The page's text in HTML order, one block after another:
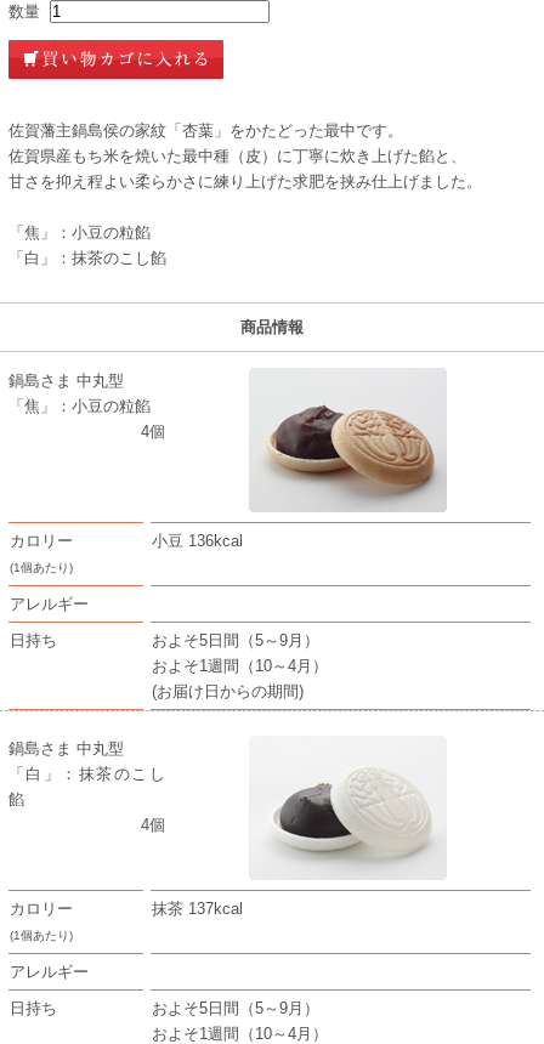
数量
佐賀藩主鍋島侯の家紋「杏葉」をかたどった最中です。
佐賀県産もち米を焼いた最中種（皮）に丁寧に炊き上げた餡と、
甘さを抑え程よい柔らかさに練り上げた求肥を挟み仕上げました。
「焦」：小豆の粒餡
「白」：抹茶のこし餡
商品情報
鍋島さま 中丸型
「焦」：小豆の粒餡
4個
カロリー
(1個あたり)
小豆 136kcal
アレルギー
日持ち
およそ5日間（5～9月）
およそ1週間（10～4月）
(お届け日からの期間)
鍋島さま 中丸型
「白」：抹茶のこし
餡
4個
カロリー
(1個あたり)
抹茶 137kcal
アレルギー
日持ち
およそ5日間（5～9月）
およそ1週間（10～4月）